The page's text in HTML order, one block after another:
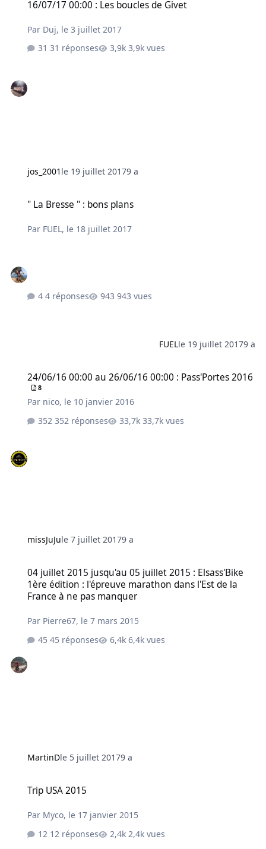
16/07/17 00:00 : Les boucles de Givet
Par Duj, le 3 juillet 2017
31 réponses
3,9k vues
jos_2001 le 19 juillet 20179 a
" La Bresse " : bons plans
Par FUEL, le 18 juillet 2017
4 réponses 943 vues
FUELle 19 juillet 20179 a
24/06/16 00:00 au 26/06/16 00:00 : Pass'Portes 2016
8
Par nico, le 10 janvier 2016
352 réponses
33,7k vues
missJuJule 7 juillet 20179 a
04 juillet 2015 jusqu'au 05 juillet 2015 : Elsass'Bike
1ère édition : l'épreuve marathon dans l'Est de la
France à ne pas manquer
Par Pierre67, le 7 mars 2015
45 réponses
6,4k vues
MartinDle 5 juillet 20179 a
Trip USA 2015
Par Myco, le 17 janvier 2015
12 réponses
2,4k vues